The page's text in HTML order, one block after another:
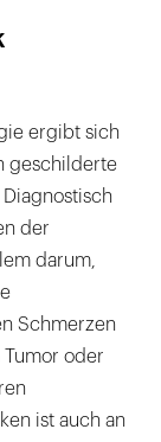
ergibt sich
geschilderte
der
darum,
Schmerzen
oder
ist auch an